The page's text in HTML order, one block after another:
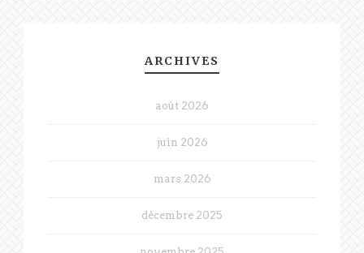
ARCHIVES
août 2026
juin 2026
mars 2026
décembre 2025